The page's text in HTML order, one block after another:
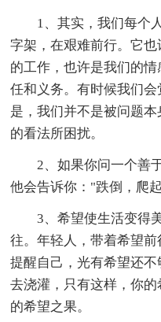
1、其实，我们每个人
字架，在艰难前行。它
的工作，也许是我们的
任和义务。有时候我们
是，我们并不是被问题
的看法所困扰。
2、如果你问一个善于
他会告诉你："跌倒，爬
3、希望使生活变得美
往。年轻人，带着希望
提醒自己，光有希望还
去浇灌，只有这样，你
的希望之果。